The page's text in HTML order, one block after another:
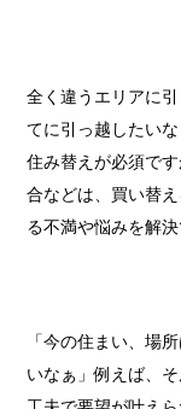
全く違うエリアに
てに引っ越したい
住み替えが必須で
合などは、買い替
る不満や悩みを解
「今の住まい、場
いなぁ」例えば、